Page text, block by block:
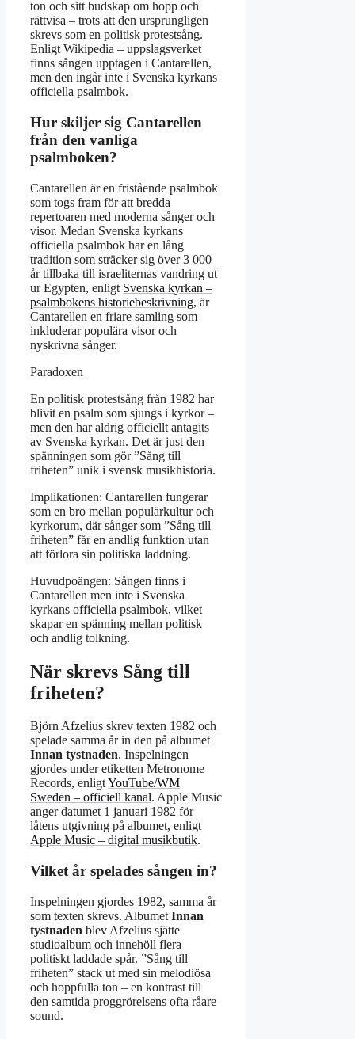
ton och sitt budskap om hopp och
rättvisa – trots att den ursprungligen
skrevs som en politisk protestsång.
Enligt Wikipedia – uppslagsverket
finns sången upptagen i Cantarellen,
men den ingår inte i Svenska kyrkans
officiella psalmbok.
Hur skiljer sig Cantarellen
från den vanliga
psalmboken?
Cantarellen är en fristående psalmbok
som togs fram för att bredda
repertoaren med moderna sånger och
visor. Medan Svenska kyrkans
officiella psalmbok har en lång
tradition som sträcker sig över 3 000
år tillbaka till israeliternas vandring ut
ur Egypten, enligt Svenska kyrkan –
psalmbokens historiebeskrivning, är
Cantarellen en friare samling som
inkluderar populära visor och
nyskrivna sånger.
Paradoxen
En politisk protestsång från 1982 har
blivit en psalm som sjungs i kyrkor –
men den har aldrig officiellt antagits
av Svenska kyrkan. Det är just den
spänningen som gör ”Sång till
friheten” unik i svensk musikhistoria.
Implikationen: Cantarellen fungerar
som en bro mellan populärkultur och
kyrkorum, där sånger som ”Sång till
friheten” får en andlig funktion utan
att förlora sin politiska laddning.
Huvudpoängen: Sången finns i
Cantarellen men inte i Svenska
kyrkans officiella psalmbok, vilket
skapar en spänning mellan politisk
och andlig tolkning.
När skrevs Sång till
friheten?
Björn Afzelius skrev texten 1982 och
spelade samma år in den på albumet
Innan tystnaden. Inspelningen
gjordes under etiketten Metronome
Records, enligtYouTube/WM
Sweden – officiell kanal. Apple Music
anger datumet 1 januari 1982 för
låtens utgivning på albumet, enligt
Apple Music – digital musikbutik.
Vilket år spelades sången in?
Inspelningen gjordes 1982, samma år
som texten skrevs. Albumet Innan
tystnaden blev Afzelius sjätte
studioalbum och innehöll flera
politiskt laddade spår. ”Sång till
friheten” stack ut med sin melodiösa
och hoppfulla ton – en kontrast till
den samtida proggrörelsens ofta råare
sound.